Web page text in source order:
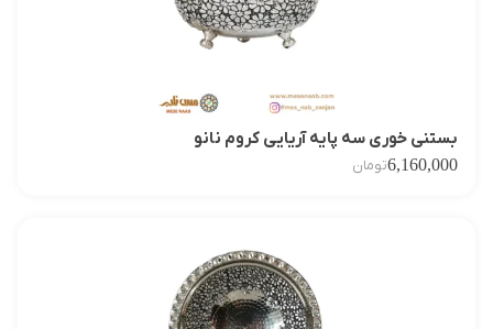
بستنی خوری سه پایه آریایی کروم نانو
6,160,000تومان